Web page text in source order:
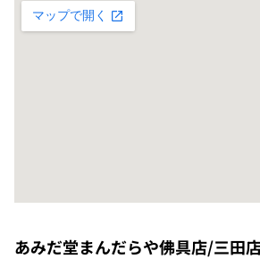
あみだ堂まんだらや佛具店/三田